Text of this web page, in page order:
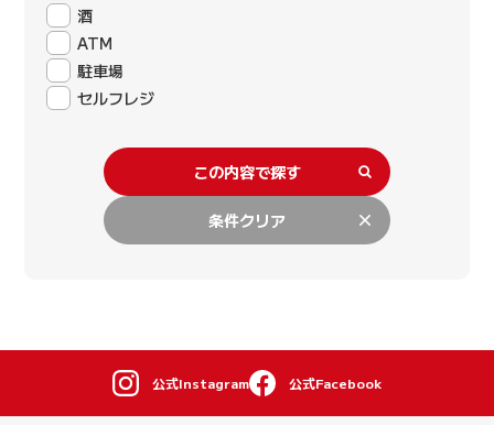
酒
ATM
駐車場
セルフレジ
この内容で探す
条件クリア
公式Instagram 公式Facebook